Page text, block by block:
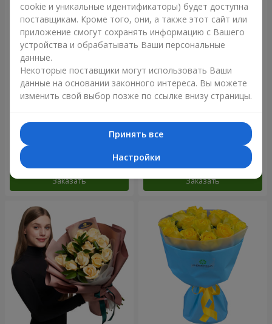
Букет "Гармония"
2 305 грн
Заказать
Букет из 25 красных роз
Заказать
cookie и уникальные идентификаторы) будет доступна
поставщикам. Кроме того, они, а также этот сайт или
приложение смогут сохранять информацию с Вашего
устройства и обрабатывать Ваши персональные
данные.
Некоторые поставщики могут использовать Ваши
данные на основании законного интереса. Вы можете
изменить свой выбор позже по ссылке внизу страницы.
Принять все
Настройки